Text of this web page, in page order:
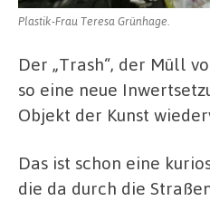
Plastik-Frau Teresa Grünhage.
Der „Trash“, der Müll
so eine neue
Objekt der Kunst
Das ist schon eine
die da durch die